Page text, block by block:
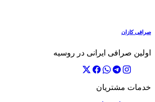
صرافیکازان
اولین صرافی ایرانی در روسیه
خدمات مشتریان